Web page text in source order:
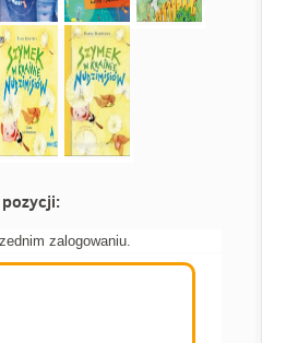
zalogowaniu.